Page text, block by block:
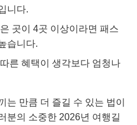
니다.
곳이 4곳 이상이라면 패스
습니다.
른 혜택이 생각보다 엄청나
는 만큼 더 즐길 수 있는 법이
분의 소중한 2026년 여행길